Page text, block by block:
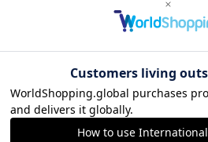
肩幅38.0cm 袖丈52.5cm
肩幅39.0cm 袖丈53.0cm
のサイズ表をご覧下さい。
～2.0cm程度の個体差や着用感の違